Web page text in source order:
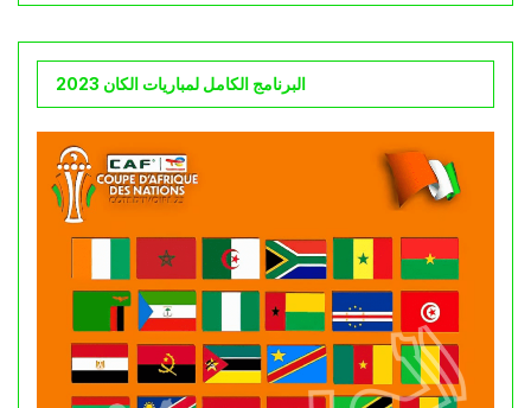
البرنامج الكامل لمباريات الكان 2023